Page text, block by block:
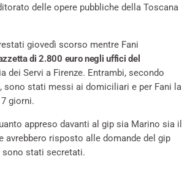
delle opere pubbliche della Toscana
giovedì scorso mentre Fani
di 2.800 euro negli uffici del
dei Servi a Firenze. Entrambi, secondo
sono stati messi ai domiciliari e per Fani la
giorni.
appreso davanti al gip sia Marino sia il
avrebbero risposto alle domande del gip
stati secretati.